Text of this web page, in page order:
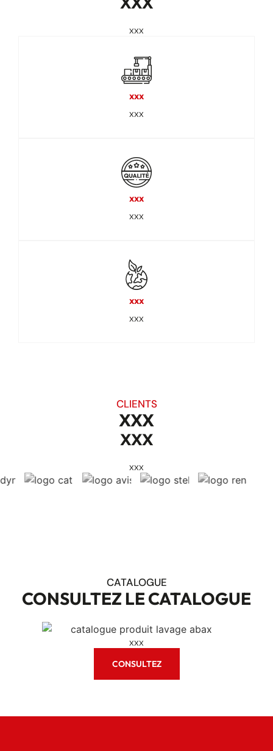
xxx
xxx
xxx
xxx
xxx
xxx
xxx
CLIENTS
XXX
XXX
xxx
CATALOGUE
CONSULTEZ LE CATALOGUE
xxx
CONSULTEZ